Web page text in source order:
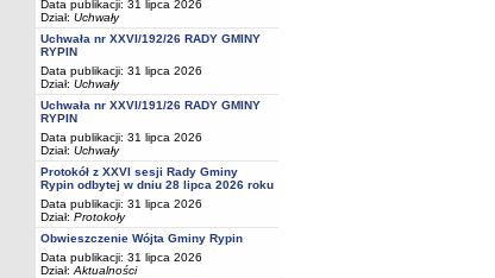
Data publikacji: 31 lipca 2026
Dział: Uchwały
Uchwała nr XXVI/192/26 RADY GMINY
RYPIN
Data publikacji: 31 lipca 2026
Dział: Uchwały
Uchwała nr XXVI/191/26 RADY GMINY
RYPIN
Data publikacji: 31 lipca 2026
Dział: Uchwały
Protokół z XXVI sesji Rady Gminy
Rypin odbytej w dniu 28 lipca 2026 roku
Data publikacji: 31 lipca 2026
Dział: Protokoły
Obwieszczenie Wójta Gminy Rypin
Data publikacji: 31 lipca 2026
Dział: Aktualności